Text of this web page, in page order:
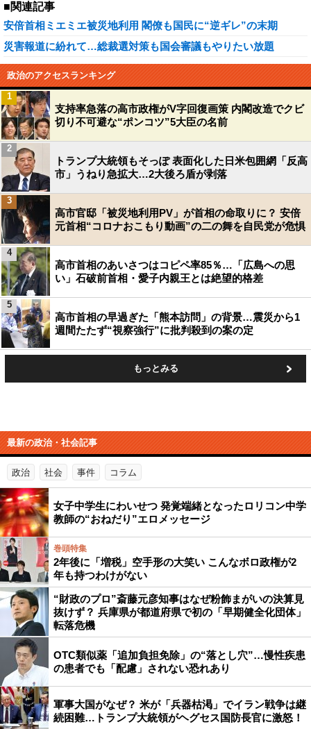
■関連記事
安倍首相ミエミエ被災地利用 閣僚も国民に“逆ギレ”の末期
災害報道に紛れて…総裁選対策も国会審議もやりたい放題
政治のアクセスランキング
支持率急落の高市政権がV字回復画策 内閣改造でクビ
切り不可避な“ポンコツ”5大臣の名前
1
トランプ大統領もそっぽ 表面化した日米包囲網「反高
市」うねり急拡大…2大後ろ盾が剥落
2
高市官邸「被災地利用PV」が首相の命取りに？ 安倍
元首相“コロナおこもり動画”の二の舞を自民党が危惧
3
高市首相のあいさつはコピペ率85％…「広島への思
い」石破前首相・愛子内親王とは絶望的格差
4
高市首相の早過ぎた「熊本訪問」の背景…震災から1
週間たたず“視察強行”に批判殺到の案の定
5
もっとみる
最新の政治・社会記事
政治 社会 事件 コラム
女子中学生にわいせつ 発覚端緒となったロリコン中学
教師の“おねだり”エロメッセージ
巻頭特集
2年後に「増税」空手形の大笑い こんなボロ政権が2
年も持つわけがない
“財政のプロ”斎藤元彦知事はなぜ粉飾まがいの決算見
抜けず？ 兵庫県が都道府県で初の「早期健全化団体」
転落危機
OTC類似薬「追加負担免除」の“落とし穴”…慢性疾患
の患者でも「配慮」されない恐れあり
軍事大国がなぜ？ 米が「兵器枯渇」でイラン戦争は継
続困難…トランプ大統領がヘグセス国防長官に激怒！